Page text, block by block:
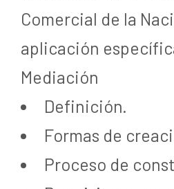
Comercial de la
aplicación
Mediación
Definición.
Formas de
Proceso de